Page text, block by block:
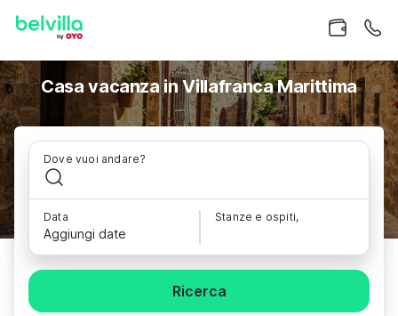
Casa vacanza in Villafranca Marittima
Dove vuoi andare?
Data
Aggiungi date
Stanze e ospiti,
Ricerca